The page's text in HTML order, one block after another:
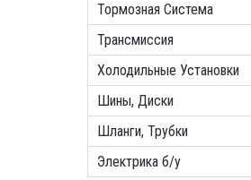
Тормозная Система
Трансмиссия
Холодильные Установки
Шины, Диски
Шланги, Трубки
Электрика б/у